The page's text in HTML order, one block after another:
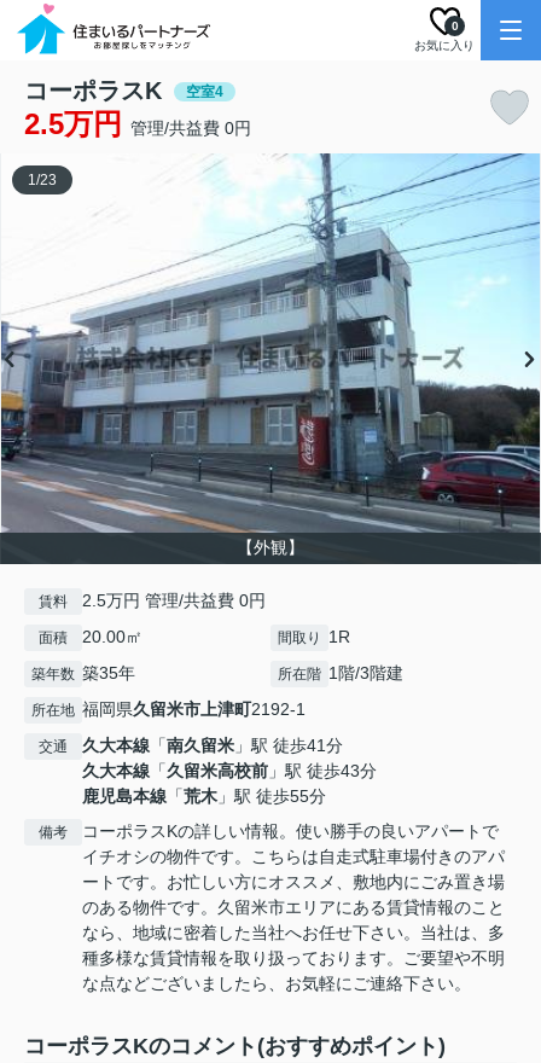
お気に入り
0
コーポラスK 空室4
2.5万円 管理/共益費 0円
【外観】
1/23
賃料 2.5万円 管理/共益費 0円
面積 20.00㎡ 間取り 1R
築年数 築35年 所在階 1階/3階建
所在地 福岡県久留米市上津町2192-1
交通 久大本線 「南久留米 」駅 徒歩41分
久大本線 「久留米高校前 」駅 徒歩43分
鹿児島本線 「荒木 」駅 徒歩55分
備考
コーポラスKの詳しい情報。使い勝手の良いアパートで
イチオシの物件です。こちらは自走式駐車場付きのアパ
ートです。お忙しい方にオススメ、敷地内にごみ置き場
のある物件です。久留米市エリアにある賃貸情報のこと
なら、地域に密着した当社へお任せ下さい。当社は、多
種多様な賃貸情報を取り扱っております。ご要望や不明
な点などございましたら、お気軽にご連絡下さい。
コーポラスKのコメント(おすすめポイント)